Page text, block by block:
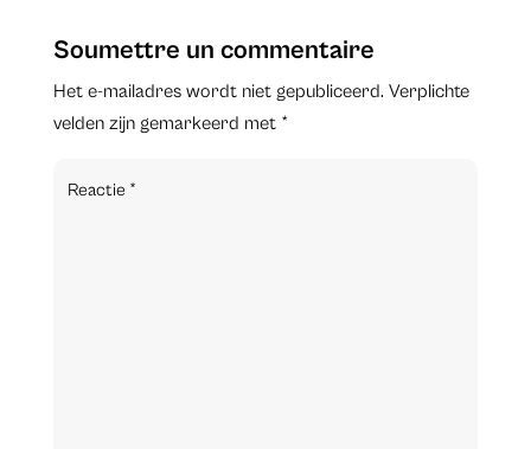
Soumettre un commentaire
Het e-mailadres wordt niet gepubliceerd. Verplichte
velden zijn gemarkeerd met *